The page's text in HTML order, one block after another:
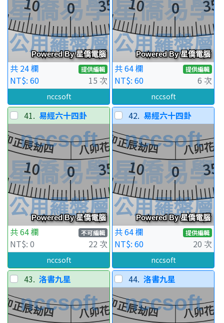
共 24 欄 提供編輯
NT$: 60 15 次
nccsoft
共 64 欄 提供編輯
NT$: 60 6 次
nccsoft
41. 易經六十四卦
共 64 欄 不可編輯
NT$: 0 22 次
nccsoft
42. 易經六十四卦
共 64 欄 提供編輯
NT$: 60 20 次
nccsoft
43. 洛書九星 44. 洛書九星